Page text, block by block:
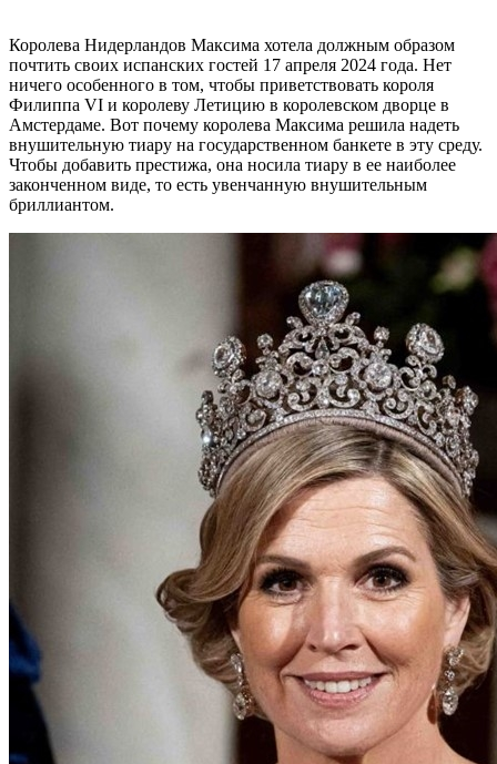
Королева Нидерландов Максима хотела должным образом
почтить своих испанских гостей 17 апреля 2024 года. Нет
ничего особенного в том, чтобы приветствовать короля
Филиппа VI и королеву Летицию в королевском дворце в
Амстердаме. Вот почему королева Максима решила надеть
внушительную тиару на государственном банкете в эту среду.
Чтобы добавить престижа, она носила тиару в ее наиболее
законченном виде, то есть увенчанную внушительным
бриллиантом.